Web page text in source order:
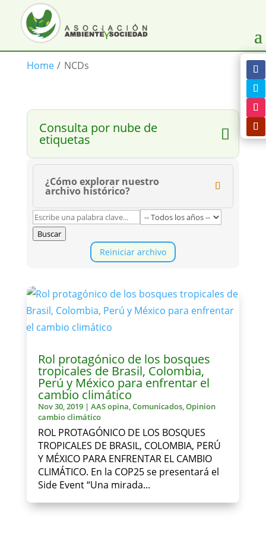
Home / NCDs
Consulta por nube de
etiquetas
¿Cómo explorar nuestro
archivo histórico?
Buscar
Reiniciar archivo
Rol protagónico de los bosques
tropicales de Brasil, Colombia,
Perú y México para enfrentar el
cambio climático
Nov 30, 2019| AAS opina,Comunicados,Opinion
cambio climático
ROL PROTAGÓNICO DE LOS BOSQUES
TROPICALES DE BRASIL, COLOMBIA, PERÚ
Y MÉXICO PARA ENFRENTAR EL CAMBIO
CLIMÁTICO. En la COP25 se presentará el
Side Event “Una mirada...